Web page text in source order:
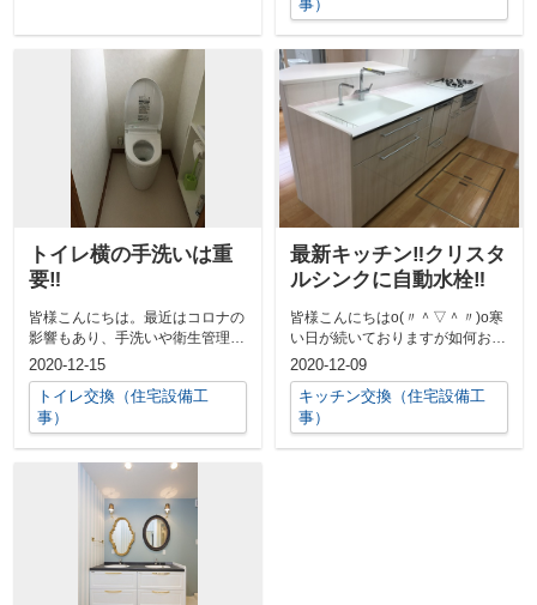
事）
トイレ横の手洗いは重
要‼
皆様こんにちは。最近はコロナの
影響もあり、手洗いや衛生管理等
は今まで以上に気になる、気にさ
れる時代に...
2020-12-15
トイレ交換（住宅設備工
事）
最新キッチン‼クリスタ
ルシンクに自動水栓‼
皆様こんにちはo(〃＾▽＾〃)o寒
い日が続いておりますが如何お過
ごしでしょうか？私は徐々に師走
という...
2020-12-09
キッチン交換（住宅設備工
事）